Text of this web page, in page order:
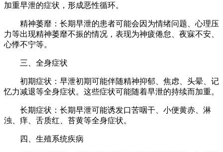
加重早泄的症状，形成恶性循环。
精神萎靡：长期早泄的患者可能会因为情绪问题、心理压
力等出现精神萎靡不振的情况，表现为神疲倦怠、夜寐不安、
心悸不宁等。
三、全身症状
初期症状：早泄初期可能伴随精神抑郁、焦虑、头晕、记
忆力减退等全身症状。这些症状可能随着早泄的持续而加重。
长期症状：长期早泄可能诱发口苦咽干、小便黄赤、淋
浊、痒、舌质红、苔黄等全身症状。
四、生殖系统疾病